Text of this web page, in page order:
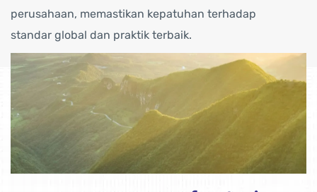
perusahaan, memastikan kepatuhan terhadap
standar global dan praktik terbaik.